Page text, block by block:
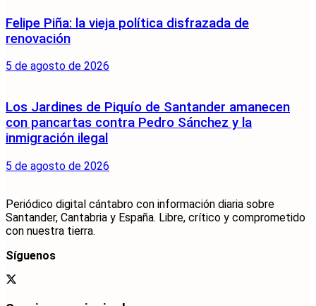
Felipe Piña: la vieja política disfrazada de
renovación
5 de agosto de 2026
Los Jardines de Piquío de Santander amanecen
con pancartas contra Pedro Sánchez y la
inmigración ilegal
5 de agosto de 2026
Periódico digital cántabro con información diaria sobre
Santander, Cantabria y España. Libre, crítico y comprometido
con nuestra tierra.
Síguenos